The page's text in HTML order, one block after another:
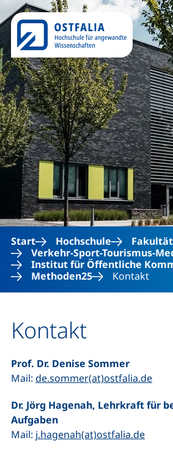
Direkt
Start Hochschule
Verkehr-Sport-Tourismus-
Institut für Öffentliche
Methoden25
Kontakt
Kontakt
Prof. Dr. Denise Sommer
Mail: de.sommer(at)ostfalia.de
Dr. Jörg Hagenah, Lehrkraft für
Aufgaben
Mail: j.hagenah(at)ostfalia.de